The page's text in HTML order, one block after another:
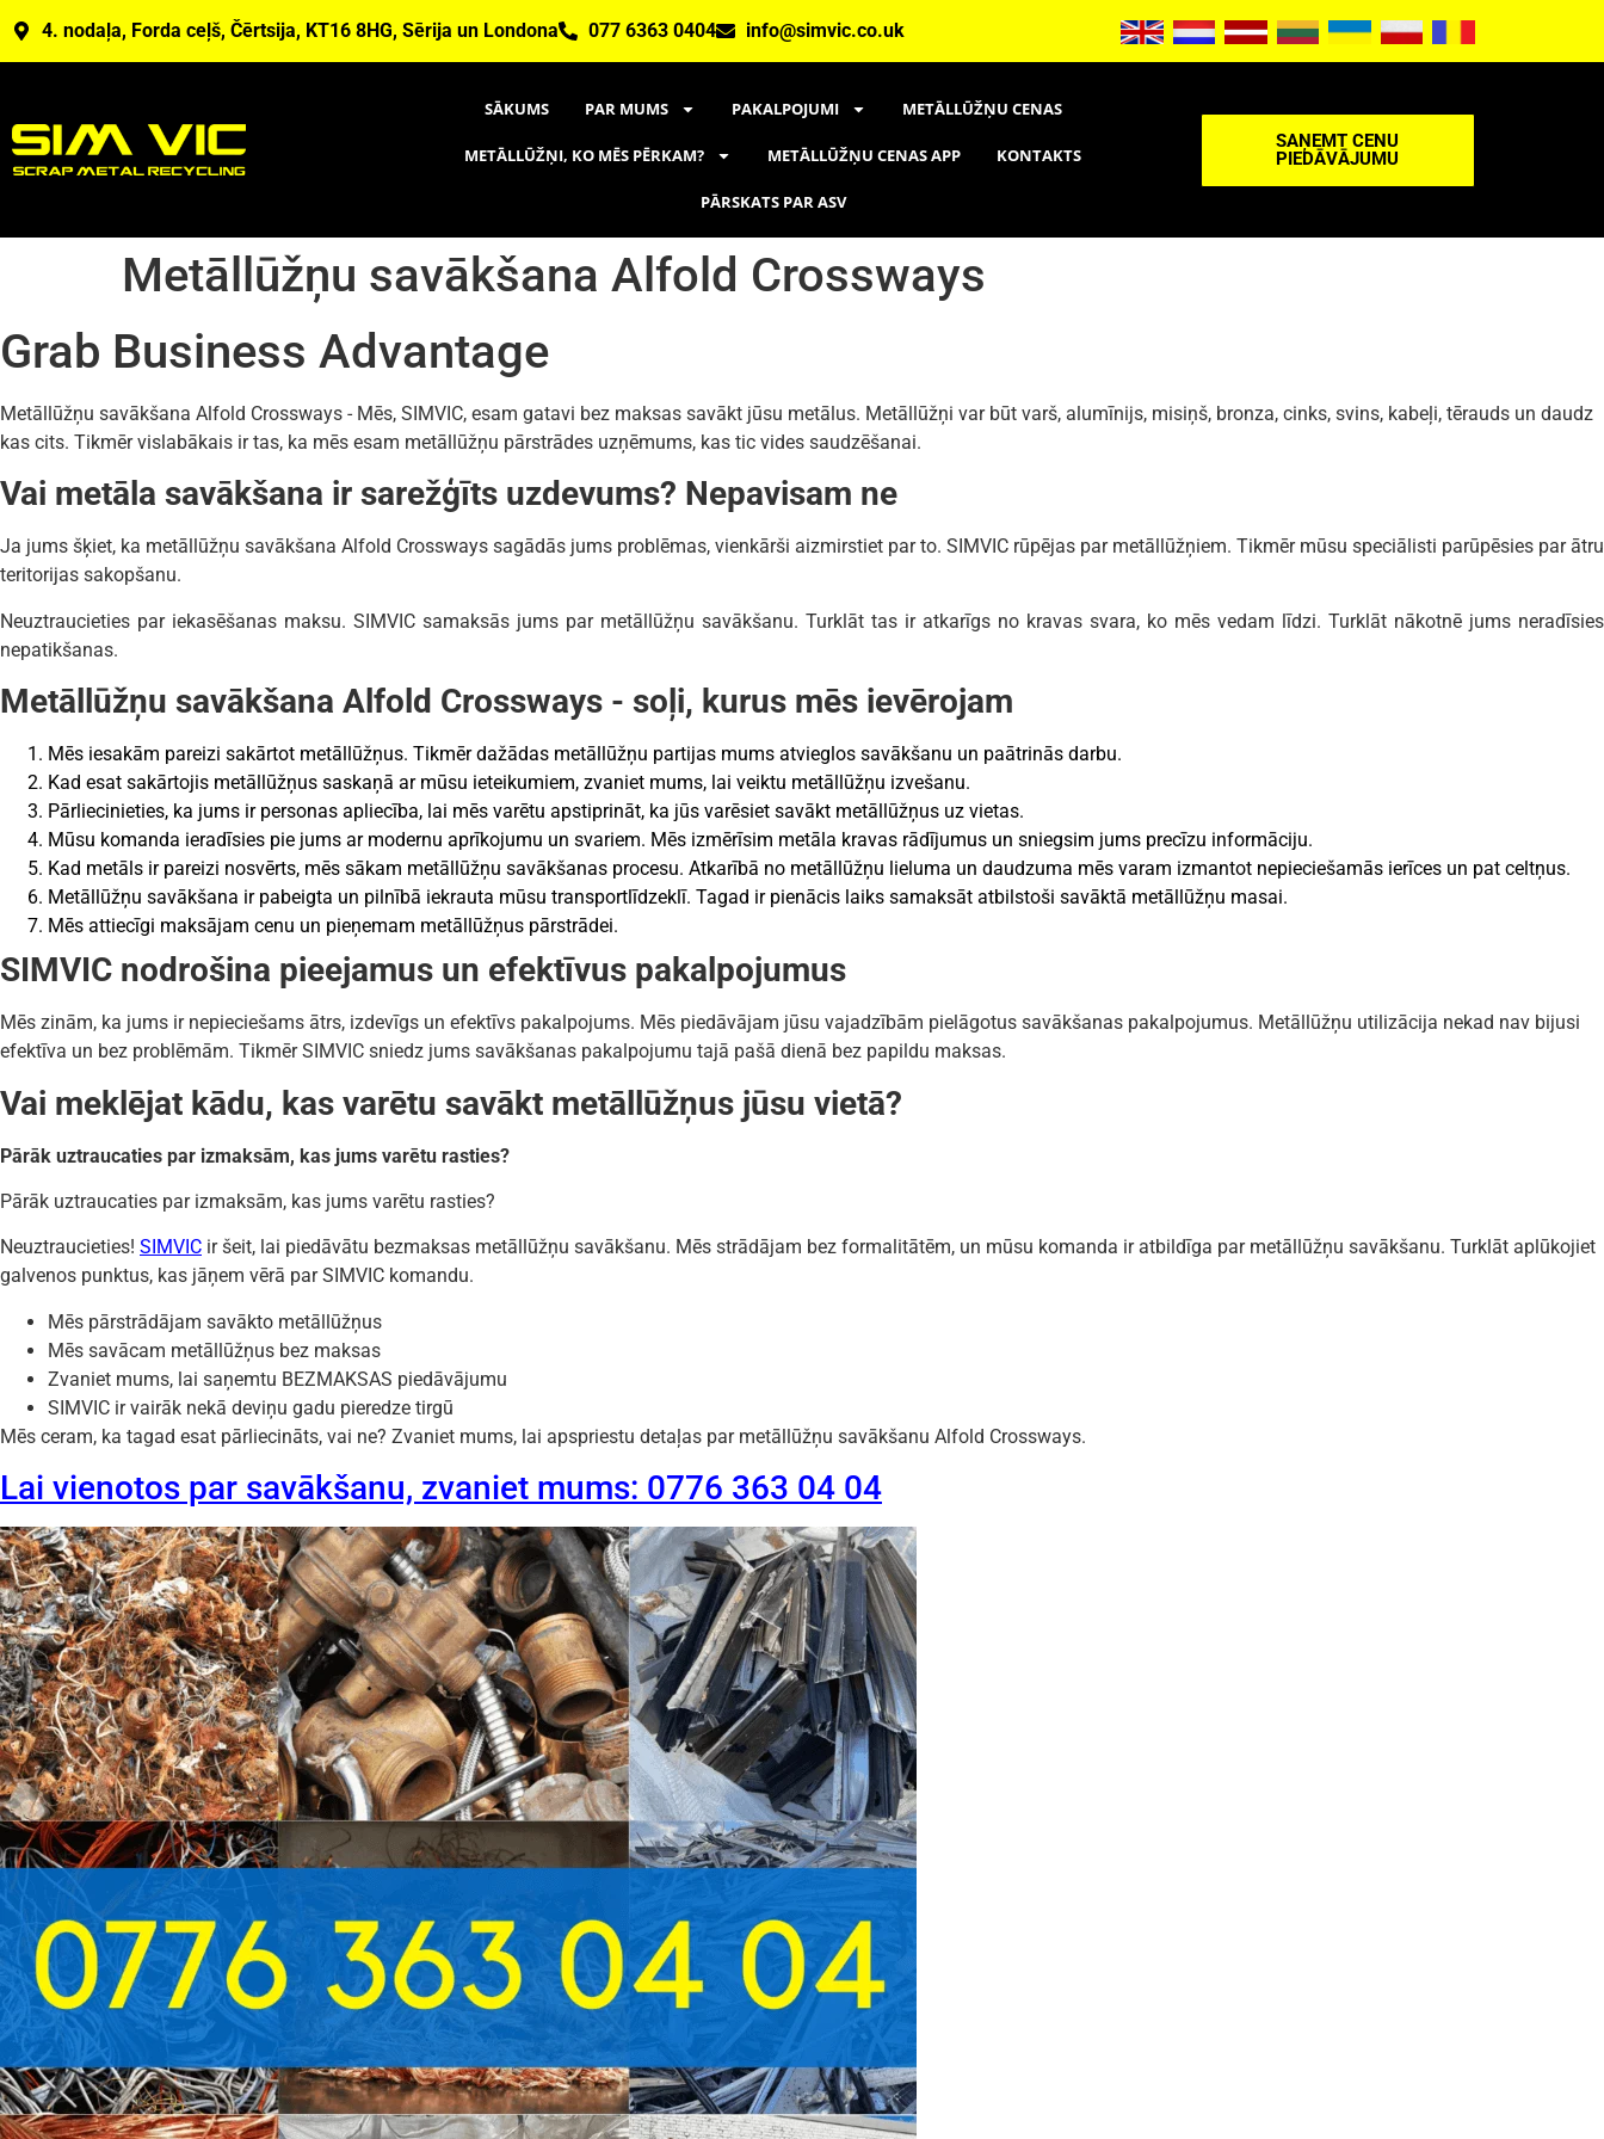
4. nodaļa, Forda ceļš, Čērtsija, KT16 8HG, Sērija un Londona 077 6363 0404 info@simvic.co.uk
SĀKUMS PAR MUMS PAKALPOJUMI METĀLLŪŽŅU CENAS
METĀLLŪŽŅI, KO MĒS PĒRKAM? METĀLLŪŽŅU CENAS APP KONTAKTS
PĀRSKATS PAR ASV
SAŅEMT CENU
PIEDĀVĀJUMU
Metāllūžņu savākšana Alfold Crossways
Grab Business Advantage
Metāllūžņu savākšana Alfold Crossways - Mēs, SIMVIC, esam gatavi bez maksas savākt jūsu metālus. Metāllūžņi var būt varš, alumīnijs, misiņš, bronza, cinks, svins, kabeļi, tērauds un daudz
kas cits. Tikmēr vislabākais ir tas, ka mēs esam metāllūžņu pārstrādes uzņēmums, kas tic vides saudzēšanai.
Vai metāla savākšana ir sarežģīts uzdevums? Nepavisam ne
Ja jums šķiet, ka metāllūžņu savākšana Alfold Crossways sagādās jums problēmas, vienkārši aizmirstiet par to. SIMVIC rūpējas par metāllūžņiem. Tikmēr mūsu speciālisti parūpēsies par ātru
teritorijas sakopšanu.
Neuztraucieties par iekasēšanas maksu. SIMVIC samaksās jums par metāllūžņu savākšanu. Turklāt tas ir atkarīgs no kravas svara, ko mēs vedam līdzi. Turklāt nākotnē jums neradīsies
nepatikšanas.
Metāllūžņu savākšana Alfold Crossways - soļi, kurus mēs ievērojam
Mēs iesakām pareizi sakārtot metāllūžņus. Tikmēr dažādas metāllūžņu partijas mums atvieglos savākšanu un paātrinās darbu.
Kad esat sakārtojis metāllūžņus saskaņā ar mūsu ieteikumiem, zvaniet mums, lai veiktu metāllūžņu izvešanu.
Pārliecinieties, ka jums ir personas apliecība, lai mēs varētu apstiprināt, ka jūs varēsiet savākt metāllūžņus uz vietas.
Mūsu komanda ieradīsies pie jums ar modernu aprīkojumu un svariem. Mēs izmērīsim metāla kravas rādījumus un sniegsim jums precīzu informāciju.
Kad metāls ir pareizi nosvērts, mēs sākam metāllūžņu savākšanas procesu. Atkarībā no metāllūžņu lieluma un daudzuma mēs varam izmantot nepieciešamās ierīces un pat celtņus.
Metāllūžņu savākšana ir pabeigta un pilnībā iekrauta mūsu transportlīdzeklī. Tagad ir pienācis laiks samaksāt atbilstoši savāktā metāllūžņu masai.
Mēs attiecīgi maksājam cenu un pieņemam metāllūžņus pārstrādei.
SIMVIC nodrošina pieejamus un efektīvus pakalpojumus
Mēs zinām, ka jums ir nepieciešams ātrs, izdevīgs un efektīvs pakalpojums. Mēs piedāvājam jūsu vajadzībām pielāgotus savākšanas pakalpojumus. Metāllūžņu utilizācija nekad nav bijusi
efektīva un bez problēmām. Tikmēr SIMVIC sniedz jums savākšanas pakalpojumu tajā pašā dienā bez papildu maksas.
Vai meklējat kādu, kas varētu savākt metāllūžņus jūsu vietā?
Pārāk uztraucaties par izmaksām, kas jums varētu rasties?
Pārāk uztraucaties par izmaksām, kas jums varētu rasties?
Neuztraucieties! SIMVIC ir šeit, lai piedāvātu bezmaksas metāllūžņu savākšanu. Mēs strādājam bez formalitātēm, un mūsu komanda ir atbildīga par metāllūžņu savākšanu. Turklāt aplūkojiet
galvenos punktus, kas jāņem vērā par SIMVIC komandu.
Mēs pārstrādājam savākto metāllūžņus
Mēs savācam metāllūžņus bez maksas
Zvaniet mums, lai saņemtu BEZMAKSAS piedāvājumu
SIMVIC ir vairāk nekā deviņu gadu pieredze tirgū
Mēs ceram, ka tagad esat pārliecināts, vai ne? Zvaniet mums, lai apspriestu detaļas par metāllūžņu savākšanu Alfold Crossways.
Lai vienotos par savākšanu, zvaniet mums: 0776 363 04 04